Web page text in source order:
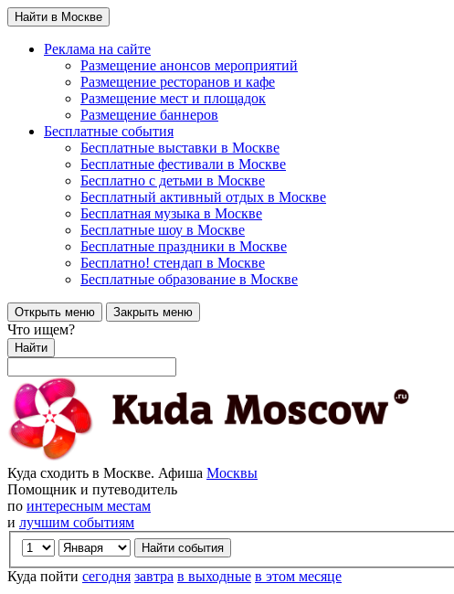
Найти в Москве
Реклама на сайте
Размещение анонсов мероприятий
Размещение ресторанов и кафе
Размещение мест и площадок
Размещение баннеров
Бесплатные события
Бесплатные выставки в Москве
Бесплатные фестивали в Москве
Бесплатно с детьми в Москве
Бесплатный активный отдых в Москве
Бесплатная музыка в Москве
Бесплатные шоу в Москве
Бесплатные праздники в Москве
Бесплатно! стендап в Москве
Бесплатные образование в Москве
Открыть меню Закрыть меню
Что ищем?
Найти
Куда сходить в Москве. Афиша Москвы
Помощник и путеводитель
по интересным местам
и лучшим событиям
Куда пойти сегодня завтра в выходные в этом месяце